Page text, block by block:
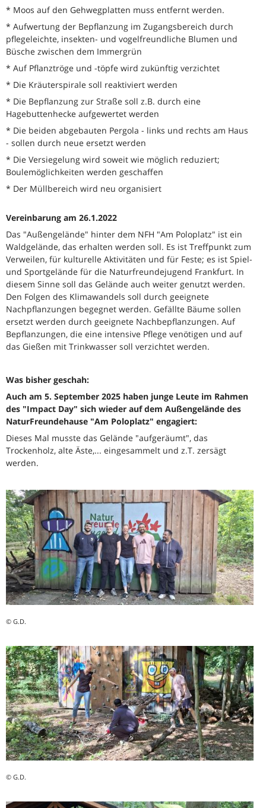
* Moos auf den Gehwegplatten muss entfernt werden.
* Aufwertung der Bepflanzung im Zugangsbereich durch
pflegeleichte, insekten- und vogelfreundliche Blumen und
Büsche zwischen dem Immergrün
* Auf Pflanztröge und -töpfe wird zukünftig verzichtet
* Die Kräuterspirale soll reaktiviert werden
* Die Bepflanzung zur Straße soll z.B. durch eine
Hagebuttenhecke aufgewertet werden
* Die beiden abgebauten Pergola - links und rechts am Haus
- sollen durch neue ersetzt werden
* Die Versiegelung wird soweit wie möglich reduziert;
Boulemöglichkeiten werden geschaffen
* Der Müllbereich wird neu organisiert
Vereinbarung am 26.1.2022
Das "Außengelände" hinter dem NFH "Am Poloplatz" ist ein
Waldgelände, das erhalten werden soll. Es ist Treffpunkt zum
Verweilen, für kulturelle Aktivitäten und für Feste; es ist Spiel-
und Sportgelände für die Naturfreundejugend Frankfurt. In
diesem Sinne soll das Gelände auch weiter genutzt werden.
Den Folgen des Klimawandels soll durch geeignete
Nachpflanzungen begegnet werden. Gefällte Bäume sollen
ersetzt werden durch geeignete Nachbepflanzungen. Auf
Bepflanzungen, die eine intensive Pflege venötigen und auf
das Gießen mit Trinkwasser soll verzichtet werden.
Was bisher geschah:
Auch am 5. September 2025 haben junge Leute im Rahmen
des "Impact Day" sich wieder auf dem Außengelände des
NaturFreundehause "Am Poloplatz" engagiert:
Dieses Mal musste das Gelände "aufgeräumt", das
Trockenholz, alte Äste,... eingesammelt und z.T. zersägt
werden.
© G.D.
© G.D.